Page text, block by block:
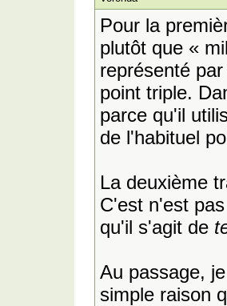
Pour la
plutôt que «
représenté
point triple.
parce qu'il
de l'habituel
La deuxième
C'est n'est
qu'il s'agit de
Au passage,
simple raison